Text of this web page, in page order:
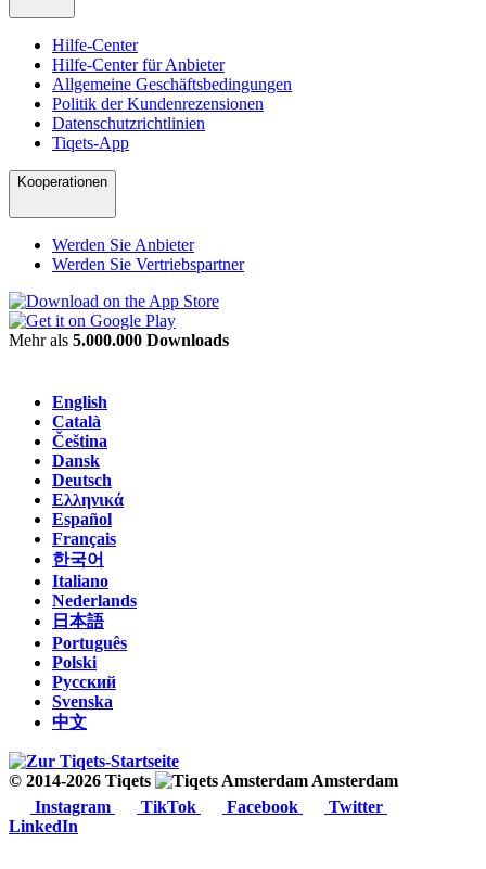
Hilfe-Center
Hilfe-Center für Anbieter
Allgemeine Geschäftsbedingungen
Politik der Kundenrezensionen
Datenschutzrichtlinien
Tiqets-App
Kooperationen
Werden Sie Anbieter
Werden Sie Vertriebspartner
Mehr als 5.000.000 Downloads
English
Català
Čeština
Dansk
Deutsch
Ελληνικά
Español
Français
한국어
Italiano
Nederlands
日本語
Português
Polski
Русский
Svenska
中文
© 2014-2026 Tiqets
Amsterdam
Instagram
TikTok Facebook
Twitter
LinkedIn